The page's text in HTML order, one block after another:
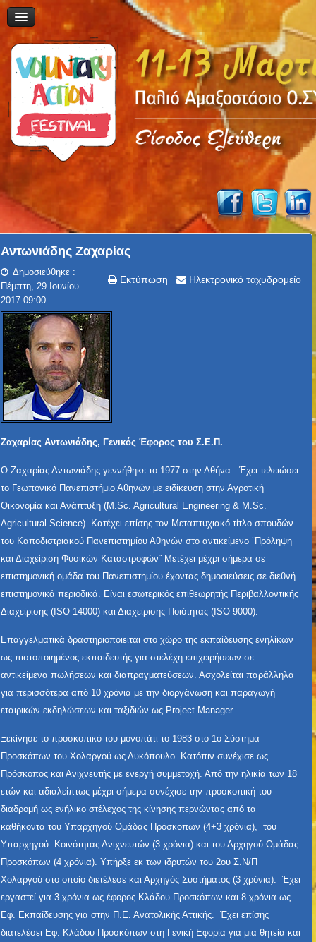
Αντωνιάδης Ζαχαρίας
Εκτύπωση Ηλεκτρονικό ταχυδρομείο
Δημοσιεύθηκε :
Πέμπτη, 29 Ιουνίου
2017 09:00
Ζαχαρίας Αντωνιάδης, Γενικός Έφορος του Σ.Ε.Π.
Ο Ζαχαρίας Αντωνιάδης γεννήθηκε το 1977 στην Αθήνα. Έχει τελειώσει
το Γεωπονικό Πανεπιστήμιο Αθηνών με ειδίκευση στην Αγροτική
Οικονομία και Ανάπτυξη (M.Sc. Agricultural Engineering & M.Sc.
Agricultural Science). Κατέχει επίσης τον Μεταπτυχιακό τίτλο σπουδών
του Καποδιστριακού Πανεπιστημίου Αθηνών στο αντικείμενο ¨Πρόληψη
και Διαχείριση Φυσικών Καταστροφών¨ Μετέχει μέχρι σήμερα σε
επιστημονική ομάδα του Πανεπιστημίου έχοντας δημοσιεύσεις σε διεθνή
επιστημονικά περιοδικά. Είναι εσωτερικός επιθεωρητής Περιβαλλοντικής
Διαχείρισης (ISO 14000) και Διαχείρισης Ποιότητας (ISO 9000).
Επαγγελματικά δραστηριοποιείται στο χώρο της εκπαίδευσης ενηλίκων
ως πιστοποιημένος εκπαιδευτής για στελέχη επιχειρήσεων σε
αντικείμενα πωλήσεων και διαπραγματεύσεων. Ασχολείται παράλληλα
για περισσότερα από 10 χρόνια με την διοργάνωση και παραγωγή
εταιρικών εκδηλώσεων και ταξιδιών ως Project Manager.
Ξεκίνησε το προσκοπικό του μονοπάτι το 1983 στο 1ο Σύστημα
Προσκόπων του Χολαργού ως Λυκόπουλο. Κατόπιν συνέχισε ως
Πρόσκοπος και Ανιχνευτής με ενεργή συμμετοχή. Από την ηλικία των 18
ετών και αδιαλείπτως μέχρι σήμερα συνέχισε την προσκοπική του
διαδρομή ως ενήλικο στέλεχος της κίνησης περνώντας από τα
καθήκοντα του Υπαρχηγού Ομάδας Πρόσκοπων (4+3 χρόνια), του
Υπαρχηγού Κοινότητας Ανιχνευτών (3 χρόνια) και του Αρχηγού Ομάδας
Προσκόπων (4 χρόνια). Υπήρξε εκ των ιδρυτών του 2ου Σ.Ν/Π
Χολαργού στο οποίο διετέλεσε και Αρχηγός Συστήματος (3 χρόνια). Έχει
εργαστεί για 3 χρόνια ως έφορος Κλάδου Προσκόπων και 8 χρόνια ως
Εφ. Εκπαίδευσης για στην Π.Ε. Ανατολικής Αττικής. Έχει επίσης
διατελέσει Εφ. Κλάδου Προσκόπων στη Γενική Εφορία για μια θητεία και